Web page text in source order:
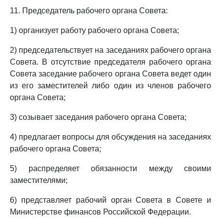
11. Председатель рабочего органа Совета:
1) организует работу рабочего органа Совета;
2) председательствует на заседаниях рабочего органа
Совета. В отсутствие председателя рабочего органа
Совета заседание рабочего органа Совета ведет один
из его заместителей либо один из членов рабочего
органа Совета;
3) созывает заседания рабочего органа Совета;
4) предлагает вопросы для обсуждения на заседаниях
рабочего органа Совета;
5) распределяет обязанности между своими
заместителями;
6) представляет рабочий орган Совета в Совете и
Министерстве финансов Российской Федерации.